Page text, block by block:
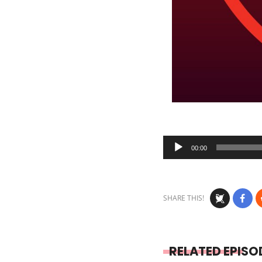
Audio
Player
00:00
SHARE THIS!
RELATED